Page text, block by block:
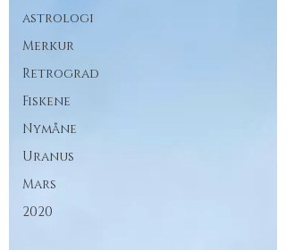
astrologi
Merkur
Retrograd
Fiskene
Nymåne
Uranus
Mars
2020